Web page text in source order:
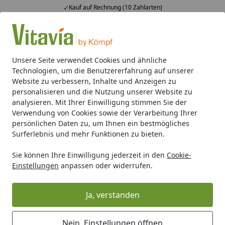
Unsere Seite verwendet Cookies und ähnliche
Technologien, um die Benutzererfahrung auf unserer
Website zu verbessern, Inhalte und Anzeigen zu
personalisieren und die Nutzung unserer Website zu
analysieren. Mit Ihrer Einwilligung stimmen Sie der
Verwendung von Cookies sowie der Verarbeitung Ihrer
persönlichen Daten zu, um Ihnen ein bestmögliches
Surferlebnis und mehr Funktionen zu bieten.
Sie können Ihre Einwilligung jederzeit in den Cookie-
Einstellungen anpassen oder widerrufen.
Ja, verstanden
Kauf auf Rechnung (10 Zahlarten)
Alle Produkte
Mein Konto
Suchen
Startseite
Gewächshaus-Zubehör Basics Vitavia Stahlschrauben-
Vitavia Stahlschrauben- und
Mutternsatz quadratisch, blank (10
Stück)